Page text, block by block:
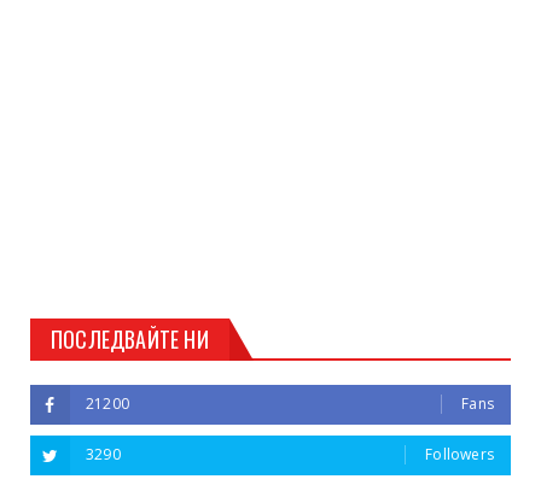
ПОСЛЕДВАЙТЕ НИ
21200 Fans
3290 Followers